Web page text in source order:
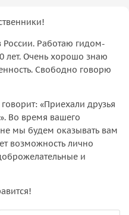
Работаю гидом-
лет. Очень хорошо знаю
Свободно говорю
«Приехали друзья
Во время вашего
мы будем оказывать вам
возможность лично
и